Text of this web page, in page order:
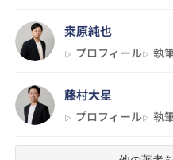
桒原純也
プロフィール 執
藤村大星
プロフィール 執